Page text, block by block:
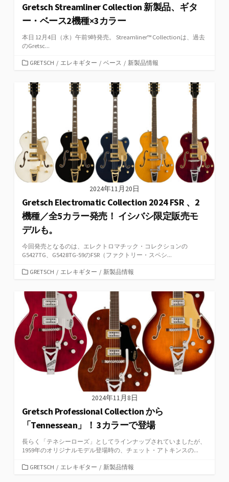
Gretsch Streamliner Collection 新製品、ギタ
ー・ベース2機種×3カラー
本日 12月4日（水）午前9時発売。 Streamliner™ Collectionは、過去
のGretsc...
カ
ゴ
リ
ー
GRETSCH / エレキギター / ベース / 新製品情報
2024年11月20日
Gretsch Electromatic Collection 2024 FSR 、2
機種／全5カラー発売！ イシバシ限定販売モ
デルも。
今回発売となるのは、エレクトロマチック・コレクションの
G5427TG、G5428TG-59のFSR（ファクトリー・スペシ...
カ
ゴ
ー
GRETSCH / エレキギター / 新製品情報
2024年11月8日
Gretsch Professional Collection から
「Tennessean」！ 3カラーで登場
長らく「テネシーローズ」としてラインナップされていましたが、
1959年のオリジナルモデル登場時の、チェット・アトキンスの...
カGRETSCH / エレキギター / 新製品情報